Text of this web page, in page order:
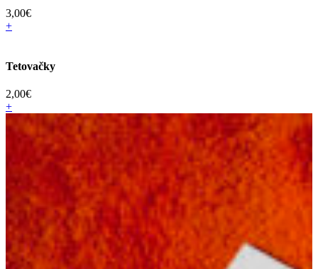
3,00€
+
Tetovačky
2,00€
+